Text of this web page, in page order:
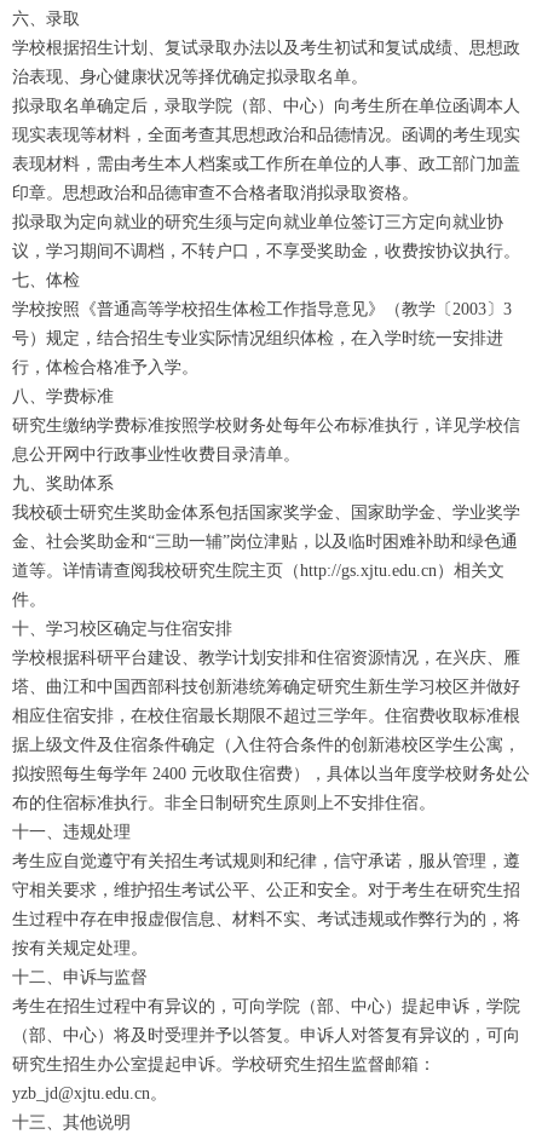
六、录取
学校根据招生计划、复试录取办法以及考生初试和复试成绩、思想政
治表现、身心健康状况等择优确定拟录取名单。
拟录取名单确定后，录取学院（部、中心）向考生所在单位函调本人
现实表现等材料，全面考查其思想政治和品德情况。函调的考生现实
表现材料，需由考生本人档案或工作所在单位的人事、政工部门加盖
印章。思想政治和品德审查不合格者取消拟录取资格。
拟录取为定向就业的研究生须与定向就业单位签订三方定向就业协
议，学习期间不调档，不转户口，不享受奖助金，收费按协议执行。
七、体检
学校按照《普通高等学校招生体检工作指导意见》（教学〔2003〕3
号）规定，结合招生专业实际情况组织体检，在入学时统一安排进
行，体检合格准予入学。
八、学费标准
研究生缴纳学费标准按照学校财务处每年公布标准执行，详见学校信
息公开网中行政事业性收费目录清单。
九、奖助体系
我校硕士研究生奖助金体系包括国家奖学金、国家助学金、学业奖学
金、社会奖助金和“三助一辅”岗位津贴，以及临时困难补助和绿色通
道等。详情请查阅我校研究生院主页（http://gs.xjtu.edu.cn）相关文
件。
十、学习校区确定与住宿安排
学校根据科研平台建设、教学计划安排和住宿资源情况，在兴庆、雁
塔、曲江和中国西部科技创新港统筹确定研究生新生学习校区并做好
相应住宿安排，在校住宿最长期限不超过三学年。住宿费收取标准根
据上级文件及住宿条件确定（入住符合条件的创新港校区学生公寓，
拟按照每生每学年 2400 元收取住宿费），具体以当年度学校财务处公
布的住宿标准执行。非全日制研究生原则上不安排住宿。
十一、违规处理
考生应自觉遵守有关招生考试规则和纪律，信守承诺，服从管理，遵
守相关要求，维护招生考试公平、公正和安全。对于考生在研究生招
生过程中存在申报虚假信息、材料不实、考试违规或作弊行为的，将
按有关规定处理。
十二、申诉与监督
考生在招生过程中有异议的，可向学院（部、中心）提起申诉，学院
（部、中心）将及时受理并予以答复。申诉人对答复有异议的，可向
研究生招生办公室提起申诉。学校研究生招生监督邮箱：
yzb_jd@xjtu.edu.cn。
十三、其他说明